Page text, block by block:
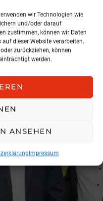
wir Technologien wie
und/oder darauf
zustimmen, können wir Daten
dieser Website verarbeiten.
zurückziehen, können
werden.
ANSEHEN
Impressum